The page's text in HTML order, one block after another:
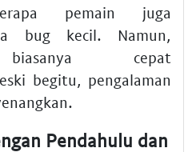
pemain juga
bug kecil. Namun,
biasanya cepat
begitu, pengalaman
Pendahulu dan